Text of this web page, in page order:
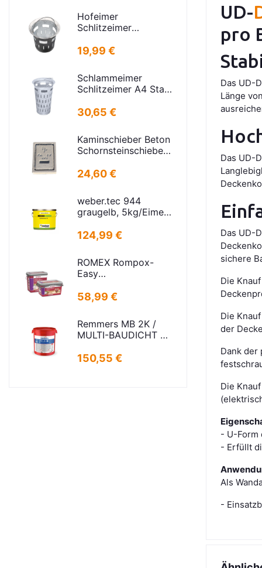
Hofeimer
Schlitzeimer
kurz
19,99 €
Schlammeimer
Schlitzeimer A4 Stahl
H=600mm
D=385mm
30,65 €
Kaminschieber Beton
Schornsteinschieber
Rahmenmaß:
21x30cm Deckel:
16,5x24,5cm
24,60 €
weber.tec 944
graugelb, 5kg/Eimer
124,99 €
ROMEX Rompox-
Easy
Sand-basalt 25kg
58,99 €
Remmers MB 2K /
MULTI-BAUDICHT 2K
150,55 €
UD-
pro
Das UD-
Länge
Das UD-
Das UD-
sichere
Die
Die
der
Dank der
Die
- U-Form
- Erfüllt
Als
-